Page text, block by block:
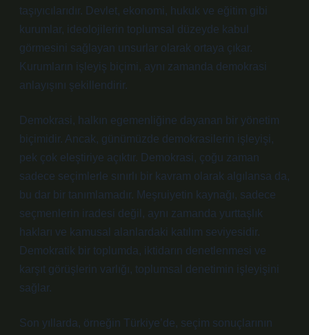
taşıyıcılarıdır. Devlet, ekonomi, hukuk ve eğitim gibi
kurumlar, ideolojilerin toplumsal düzeyde kabul
görmesini sağlayan unsurlar olarak ortaya çıkar.
Kurumların işleyiş biçimi, aynı zamanda demokrasi
anlayışını şekillendirir.
Demokrasi, halkın egemenliğine dayanan bir yönetim
biçimidir. Ancak, günümüzde demokrasilerin işleyişi,
pek çok eleştiriye açıktır. Demokrasi, çoğu zaman
sadece seçimlerle sınırlı bir kavram olarak algılansa da,
bu dar bir tanımlamadır. Meşruiyetin kaynağı, sadece
seçmenlerin iradesi değil, aynı zamanda yurttaşlık
hakları ve kamusal alanlardaki katılım seviyesidir.
Demokratik bir toplumda, iktidarın denetlenmesi ve
karşıt görüşlerin varlığı, toplumsal denetimin işleyişini
sağlar.
Son yıllarda, örneğin Türkiye’de, seçim sonuçlarının